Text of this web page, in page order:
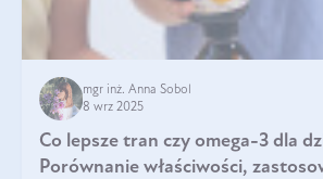
mgr inż. Anna Sobol
8 wrz 2025
Co lepsze tran czy omega-3 dla
Porównanie właściwości,